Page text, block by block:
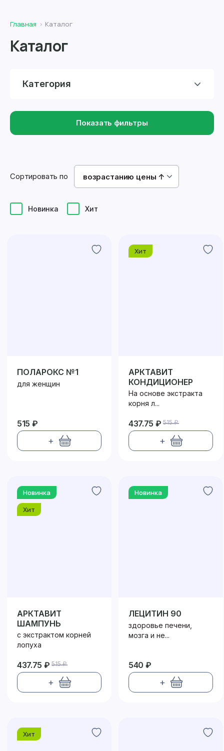
Главная Каталог
Каталог
Категория
Показать фильтры
Новинка Хит
Сортировать по возрастанию цены ↑
ПОЛАРОКС №1
для женщин
515 ₽
+
Хит
АРКТАВИТ
КОНДИЦИОНЕР
На основе экстракта
корня л...
515 ₽
437.75 ₽
+
Новинка
Хит
АРКТАВИТ
ШАМПУНЬ
с экстрактом корней
лопуха
515 ₽
437.75 ₽
+
Новинка
ЛЕЦИТИН 90
здоровье печени,
мозга и не...
540 ₽
+
Хит